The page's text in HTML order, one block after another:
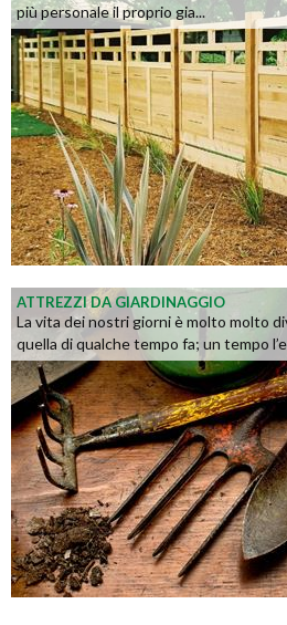
più personale il proprio gia...
ATTREZZI DA GIARDINAGGIO
La vita dei nostri giorni è molto molto
quella di qualche tempo fa; un tempo